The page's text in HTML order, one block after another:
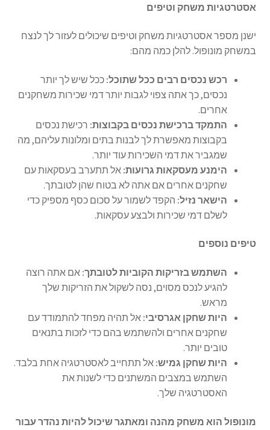
אסטרטגיות משחק וטיפים
ישנן מספר אסטרטגיות משחק וטיפים שיכולים לעזור לך לנצח
במשחק מונופול. להלן כמה מהם:
רכש נכסים רבים ככל שתוכל: ככל שיש לך יותר
נכסים, כך אתה צפוי לגבות יותר דמי שכירות משחקנים
אחרים.
התמקד ברכישת נכסים בקבוצות: רכישת נכסים
בקבוצות מאפשרת לך לבנות בתים ומלונות עליהם, מה
שמגביר את דמי השכירות עוד יותר.
הימנע מעסקאות גרועות: אל תתערב בעסקאות עם
שחקנים אחרים אם אתה לא בטוח שהן לטובתך.
הישאר נזיל: הקפד לשמור על סכום כסף מספיק כדי
לשלם דמי שכירות ולבצע עסקאות.
טיפים נוספים
השתמש בזריקות הקוביות לטובתך: אם אתה רוצה
להגיע לנכס מסוים, נסה לשקול את הזריקות שלך
מראש.
היות שחקן אגרסיבי: אל תהיה מפחד להתמודד עם
שחקנים אחרים ולהשתמש בהם כדי לזכות בתנאים
טובים יותר.
היות שחקן גמיש: אל תתחייב לאסטרטגיה אחת בלבד.
השתמש במצבים המשתנים כדי לשנות את
האסטרטגיה שלך.
מונופול הוא משחק מהנה ומאתגר שיכול להיות נהדר עבור